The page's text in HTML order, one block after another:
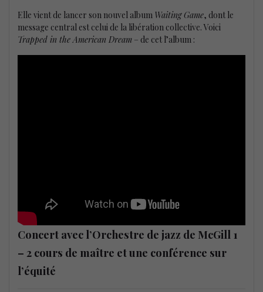
Elle vient de lancer son nouvel album Waiting Game, dont le
message central est celui de la libération collective. Voici
Trapped in the American Dream – de cet l’album :
Concert avec l’Orchestre de jazz de McGill 1
– 2 cours de maître et une conférence sur
l’équité